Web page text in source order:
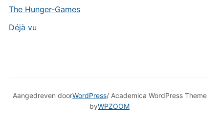
The Hunger-Games
Déjà vu
Aangedreven doorWordPress/ Academica WordPress Theme
byWPZOOM